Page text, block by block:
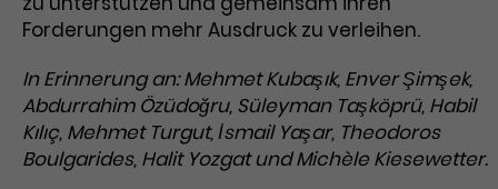
Anbieter Google Analytics
Laufzeit 1 Minute
Das ist ein von Google Analytics
gesetztes Cookie. Bestimmte
Daten werden nur maximal einmal
Laufzeit 3 Monate
Zweck
Dieses Cookie wird verwendet, um
Nutzerinteraktionen mit
Werbeanzeigen zu messen und
Remarketing-Funktionen
bereitzustellen.
Forderungen mehr Ausdruck zu verleihen.
In Erinnerung an: Mehmet Kubaşık, Enver Şimşek,
Abdurrahim Özüdoğru, Süleyman Taşköprü, Habil
Kılıç, Mehmet Turgut, İsmail Yaşar, Theodoros
Boulgarides, Halit Yozgat und Michèle Kiesewetter.